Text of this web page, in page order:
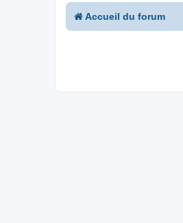
Accueil du forum